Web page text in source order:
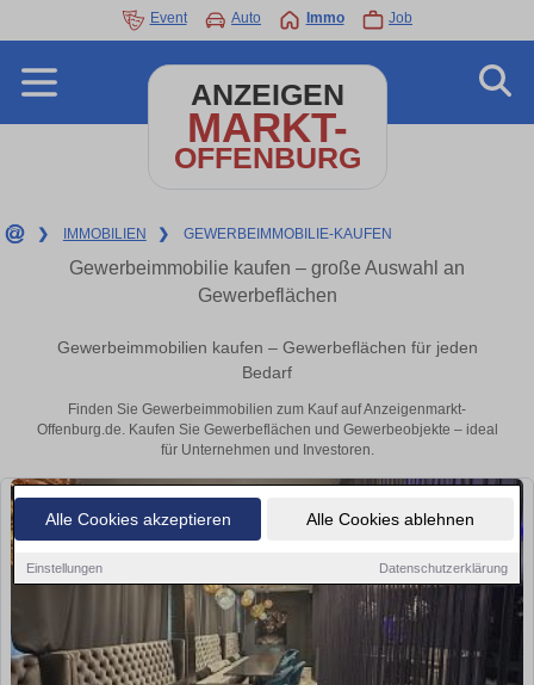
Alle Cookies akzeptieren Alle Cookies ablehnen
Einstellungen Datenschutzerklärung
Event Auto Immo Job
ANZEIGEN
MARKT-
OFFENBURG
❯ IMMOBILIEN ❯ GEWERBEIMMOBILIE-KAUFEN
Gewerbeimmobilie kaufen – große Auswahl an
Gewerbeflächen
Gewerbeimmobilien kaufen – Gewerbeflächen für jeden
Bedarf
Finden Sie Gewerbeimmobilien zum Kauf auf Anzeigenmarkt-
Offenburg.de. Kaufen Sie Gewerbeflächen und Gewerbeobjekte – ideal
für Unternehmen und Investoren.